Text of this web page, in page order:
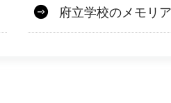
府立学校のメモリ